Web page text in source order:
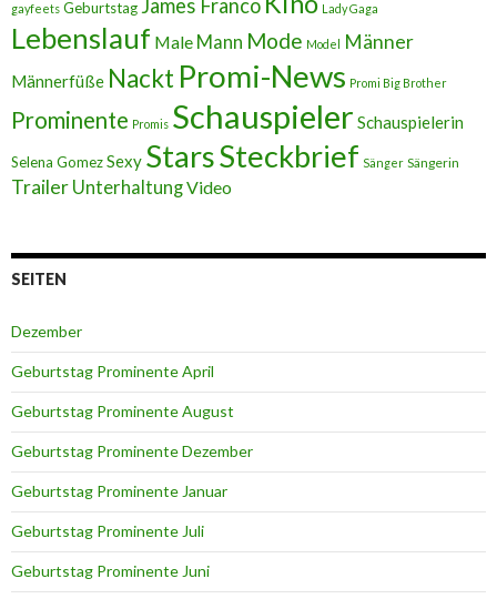
gayfeets Geburtstag James Franco Lady Gaga
Lebenslauf Male Mann Mode Model Männer
Männerfüße Nackt Promi-News Promi Big Brother
Prominente Promis Schauspieler Schauspielerin
Selena GomezSexy StarsSteckbrief Sänger Sängerin
Trailer UnterhaltungVideo
SEITEN
Dezember
Geburtstag Prominente April
Geburtstag Prominente August
Geburtstag Prominente Dezember
Geburtstag Prominente Januar
Geburtstag Prominente Juli
Geburtstag Prominente Juni